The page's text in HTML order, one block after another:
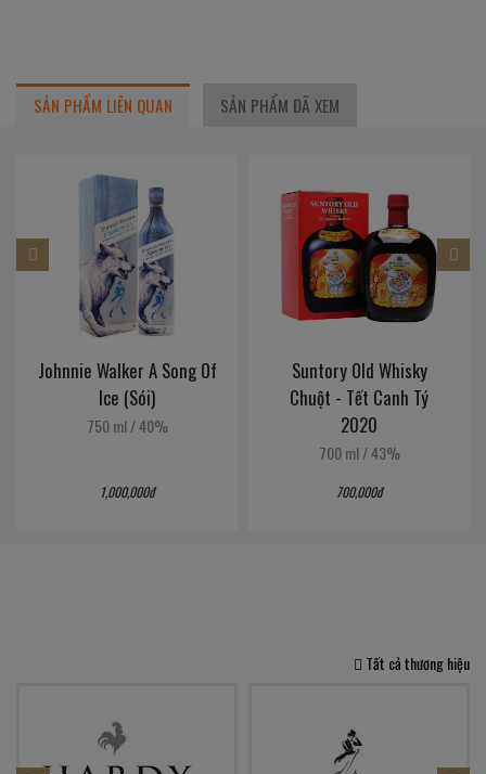
SẢN PHẨM LIÊN QUAN SẢN PHẨM ĐÃ XEM
Johnnie Walker A Song Of
Ice (Sói)
750 ml /40%
1,000,000đ
Suntory Old Whisky
Chuột - Tết Canh Tý
2020
700 ml /43%
700,000đ
Tất cả thương hiệu